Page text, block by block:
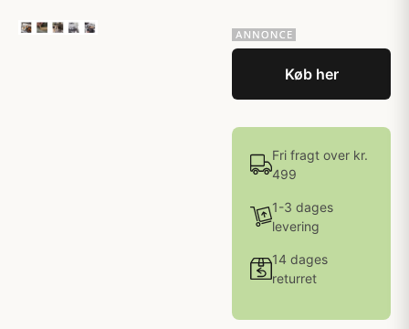
Køb her
Fri fragt over kr.
499
1-3 dages
levering
14 dages
returret